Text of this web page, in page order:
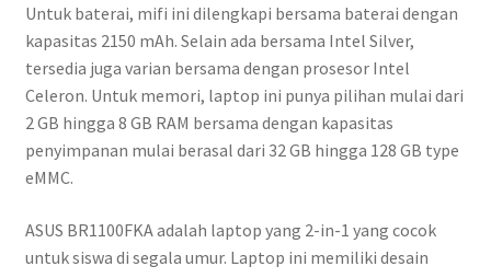
Untuk baterai, mifi ini dilengkapi bersama baterai dengan
kapasitas 2150 mAh. Selain ada bersama Intel Silver,
tersedia juga varian bersama dengan prosesor Intel
Celeron. Untuk memori, laptop ini punya pilihan mulai dari
2 GB hingga 8 GB RAM bersama dengan kapasitas
penyimpanan mulai berasal dari 32 GB hingga 128 GB type
eMMC.
ASUS BR1100FKA adalah laptop yang 2-in-1 yang cocok
untuk siswa di segala umur. Laptop ini memiliki desain